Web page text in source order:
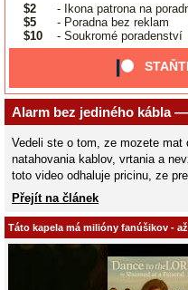
$2
- Ikona patrona na
$5
- Poradna bez reklam
$10
- Soukromé poradenství
Alarm bez jediného kábla
Vedeli ste o tom, ze mozete mat
natahovania kablov, vrtania a
toto video odhaluje pricinu, ze
Přejít na článek
Táto kapela má milióny fanúšikov -